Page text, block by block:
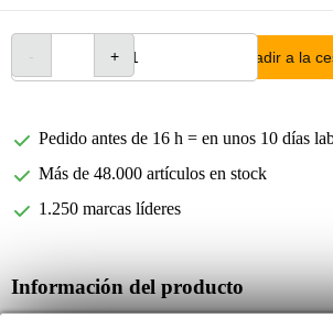
añadir a la
Pedido antes de 16 h = en unos 10 días
Más de 48.000 artículos en stock
1.250 marcas líderes
Información del producto